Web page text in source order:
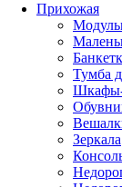
Прихожая
Тумба
Зеркала